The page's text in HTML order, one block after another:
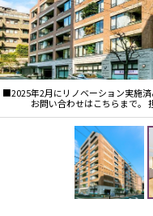
【羨望の地、麻布十
■華やかさと歴史が
の贅沢
おしゃれなショップ
街の少し外れに位置
（徒歩10分）や東京
の生活圏とする、東
享受できるロケーショ
■都市のオアシスを
サードデザイン
■2025年2月にリノベーション実施済
お問い合わせはこちらまで。